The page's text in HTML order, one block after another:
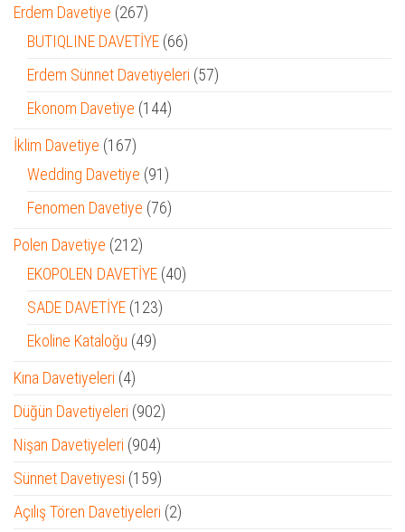
Erdem Davetiye 267267
ürün
BUTIQLINE DAVETİYE 6666
ürün
Erdem Sünnet Davetiyeleri 5757
Ekonom Davetiye 144144
İklim Davetiye 167167
ürün
Wedding Davetiye 9191
ürün
Fenomen Davetiye 7676
Polen Davetiye 212212
ürün
EKOPOLEN DAVETİYE 4040
SADE DAVETİYE 123123
Ekoline Kataloğu 4949
Kına Davetiyeleri 44
ürün
Düğün Davetiyeleri 902902
Nişan Davetiyeleri 904904
ürün
Sünnet Davetiyesi 159159
ürün
Açılış Tören Davetiyeleri 22